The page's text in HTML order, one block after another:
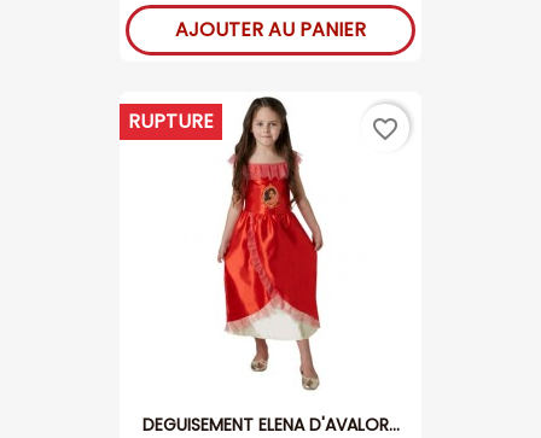
AJOUTER AU PANIER
DEGUISEMENT ELENA D'AVALOR...
RUPTURE favorite_border